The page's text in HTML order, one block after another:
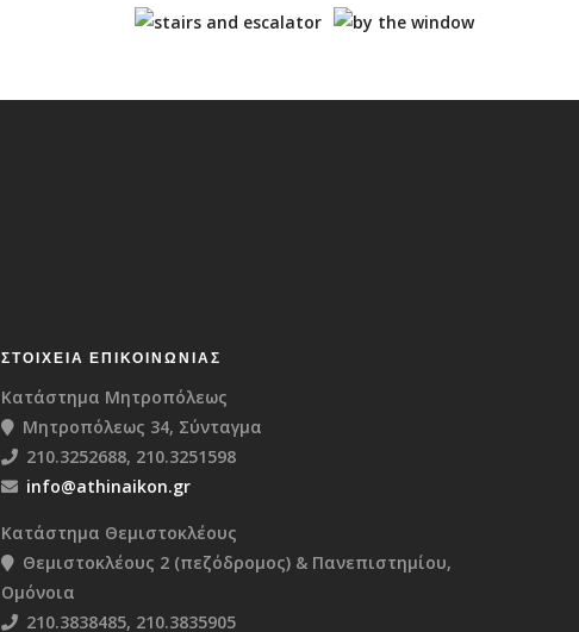
ΣΤΟΙΧΕΊΑ ΕΠΙΚΟΙΝΩΝΊΑΣ
Κατάστημα Μητροπόλεως
Μητροπόλεως 34, Σύνταγμα
210.3252688, 210.3251598
info@athinaikon.gr
Κατάστημα Θεμιστοκλέους
Θεμιστοκλέους 2 (πεζόδρομος) & Πανεπιστημίου,
Ομόνοια
210.3838485, 210.3835905